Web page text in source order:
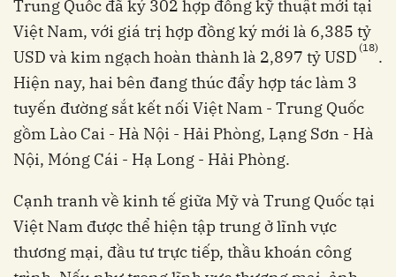
Trung Quốc đã ký 302 hợp đồng kỹ thuật mới tại
Việt Nam, với giá trị hợp đồng ký mới là 6,385 tỷ
USD và kim ngạch hoàn thành là 2,897 tỷ USD (18).
Hiện nay, hai bên đang thúc đẩy hợp tác làm 3
tuyến đường sắt kết nối Việt Nam - Trung Quốc
gồm Lào Cai - Hà Nội - Hải Phòng, Lạng Sơn - Hà
Nội, Móng Cái - Hạ Long - Hải Phòng.
Cạnh tranh về kinh tế giữa Mỹ và Trung Quốc tại
Việt Nam được thể hiện tập trung ở lĩnh vực
thương mại, đầu tư trực tiếp, thầu khoán công